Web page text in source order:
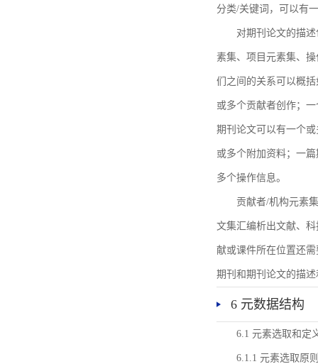
分类/关键词，可以有
对期刊论文的描
素集、项目元素集、
们之间的关系可以概
或多个贡献者创作；
期刊论文可以有一个
或多个附加资料；一
多个操作信息。
贡献者/机构元素
文集汇编析出文献、
献或课件所在位置还
期刊和期刊论文的描
6 元数据结构
6.1 元素选取和定
6.1.1 元素选取原